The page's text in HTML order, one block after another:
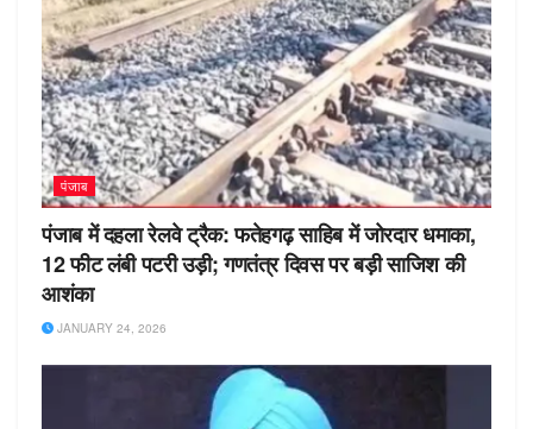
पंजाब
पंजाब में दहला रेलवे ट्रैक: फतेहगढ़ साहिब में जोरदार धमाका,
12 फीट लंबी पटरी उड़ी; गणतंत्र दिवस पर बड़ी साजिश की
आशंका
JANUARY 24, 2026